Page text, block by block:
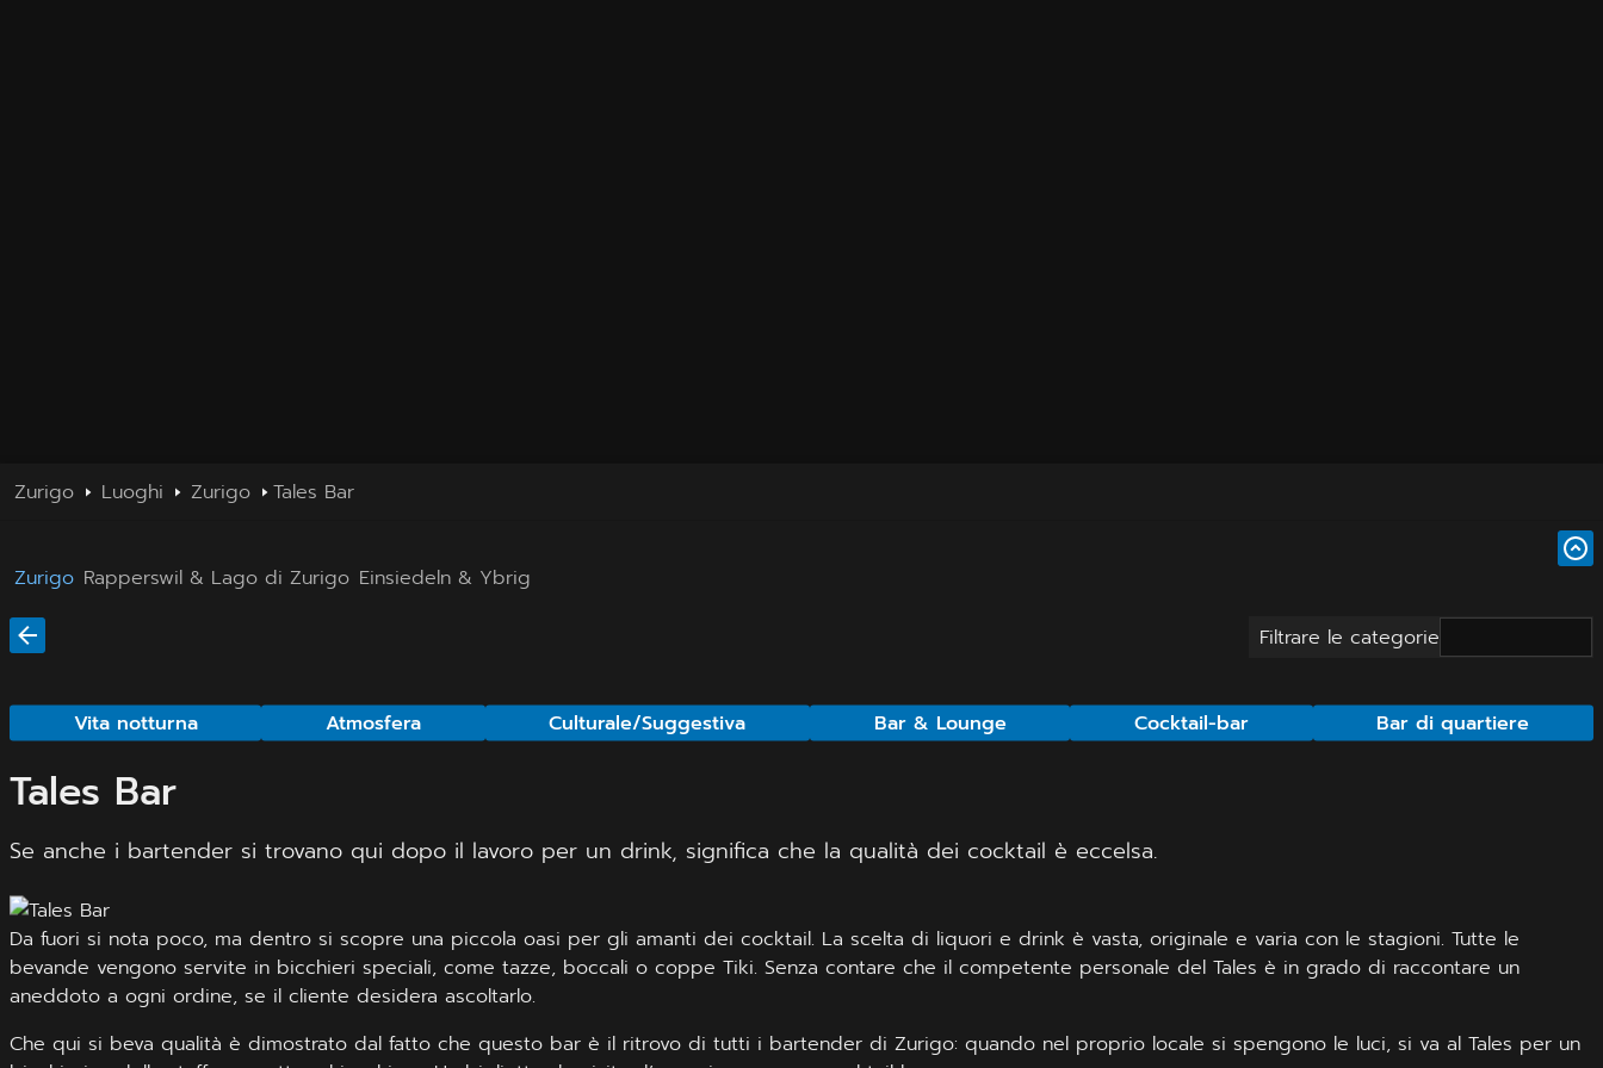
Zurigo Luoghi Zurigo Tales Bar
Zurigo Rapperswil & Lago di Zurigo Einsiedeln & Ybrig
Filtrare le categorie
Vita notturna Atmosfera Culturale/Suggestiva Bar & Lounge Cocktail-bar Bar di quartiere
Tales Bar
Se anche i bartender si trovano qui dopo il lavoro per un drink, significa che la qualità dei cocktail è eccelsa.
Da fuori si nota poco, ma dentro si scopre una piccola oasi per gli amanti dei cocktail. La scelta di liquori e drink è vasta, originale e varia con le stagioni. Tutte le
bevande vengono servite in bicchieri speciali, come tazze, boccali o coppe Tiki. Senza contare che il competente personale del Tales è in grado di raccontare un
aneddoto a ogni ordine, se il cliente desidera ascoltarlo.
Che qui si beva qualità è dimostrato dal fatto che questo bar è il ritrovo di tutti i bartender di Zurigo: quando nel proprio locale si spengono le luci, si va al Tales per un